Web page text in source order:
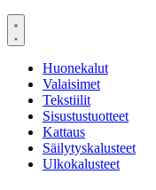
Huonekalut
Valaisimet
Tekstiilit
Sisustustuotteet
Kattaus
Säilytyskalusteet
Ulkokalusteet